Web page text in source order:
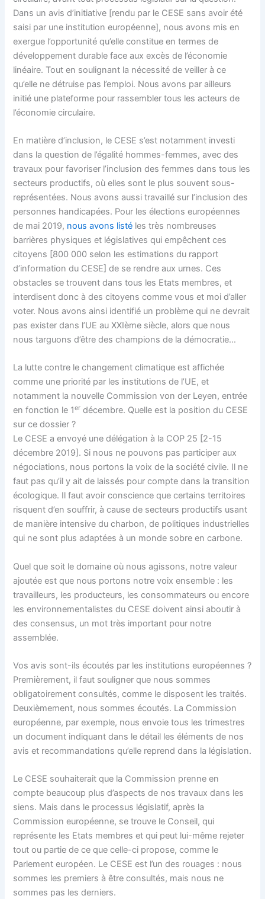
Dans un avis d’initiative [rendu par le CESE sans avoir été
saisi par une institution européenne], nous avons mis en
exergue l’opportunité qu’elle constitue en termes de
développement durable face aux excès de l’économie
linéaire. Tout en soulignant la nécessité de veiller à ce
qu’elle ne détruise pas l’emploi. Nous avons par ailleurs
initié une plateforme pour rassembler tous les acteurs de
l’économie circulaire.
En matière d’inclusion, le CESE s’est notamment investi
dans la question de l’égalité hommes-femmes, avec des
travaux pour favoriser l’inclusion des femmes dans tous les
secteurs productifs, où elles sont le plus souvent sous-
représentées. Nous avons aussi travaillé sur l’inclusion des
personnes handicapées. Pour les élections européennes
de mai 2019, nous avons listé les très nombreuses
barrières physiques et législatives qui empêchent ces
citoyens [800 000 selon les estimations du rapport
d’information du CESE] de se rendre aux urnes. Ces
obstacles se trouvent dans tous les Etats membres, et
interdisent donc à des citoyens comme vous et moi d’aller
voter. Nous avons ainsi identifié un problème qui ne devrait
pas exister dans l’UE au XXIème siècle, alors que nous
nous targuons d’être des champions de la démocratie…
La lutte contre le changement climatique est affichée
comme une priorité par les institutions de l’UE, et
notamment la nouvelle Commission von der Leyen, entrée
en fonction le 1er décembre. Quelle est la position du CESE
sur ce dossier ?
Le CESE a envoyé une délégation à la COP 25 [2-15
décembre 2019]. Si nous ne pouvons pas participer aux
négociations, nous portons la voix de la société civile. Il ne
faut pas qu’il y ait de laissés pour compte dans la transition
écologique. Il faut avoir conscience que certains territoires
risquent d’en souffrir, à cause de secteurs productifs usant
de manière intensive du charbon, de politiques industrielles
qui ne sont plus adaptées à un monde sobre en carbone.
Quel que soit le domaine où nous agissons, notre valeur
ajoutée est que nous portons notre voix ensemble : les
travailleurs, les producteurs, les consommateurs ou encore
les environnementalistes du CESE doivent ainsi aboutir à
des consensus, un mot très important pour notre
assemblée.
Vos avis sont-ils écoutés par les institutions européennes ?
Premièrement, il faut souligner que nous sommes
obligatoirement consultés, comme le disposent les traités.
Deuxièmement, nous sommes écoutés. La Commission
européenne, par exemple, nous envoie tous les trimestres
un document indiquant dans le détail les éléments de nos
avis et recommandations qu’elle reprend dans la législation.
Le CESE souhaiterait que la Commission prenne en
compte beaucoup plus d’aspects de nos travaux dans les
siens. Mais dans le processus législatif, après la
Commission européenne, se trouve le Conseil, qui
représente les Etats membres et qui peut lui-même rejeter
tout ou partie de ce que celle-ci propose, comme le
Parlement européen. Le CESE est l’un des rouages : nous
sommes les premiers à être consultés, mais nous ne
sommes pas les derniers.